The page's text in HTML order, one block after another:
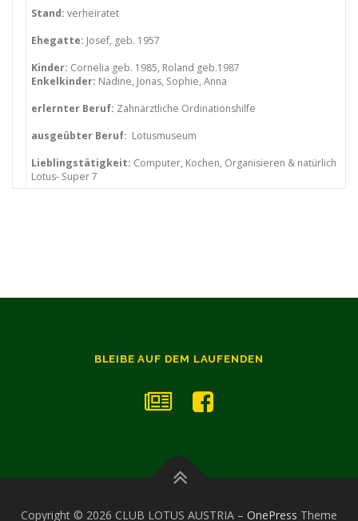
Stand: verheiratet
Ehegatte: Josef, geb. 1957
Kinder: Cornelia geb. 1985, Roland geb.1987
Enkelkinder: Nadine, Jonas, Sophie, Anna
erlernter Beruf: Zahnärztliche Ordinationshilfe
ausgeübter Beruf: Lotusmuseum
Lieblingstätigkeit: Computer, Kochen, Organisieren & natürlich
Lotus- Super 7
BLEIBE AUF DEM LAUFENDEN
Copyright © 2026 CLUB LOTUS AUSTRIA – OnePress Theme